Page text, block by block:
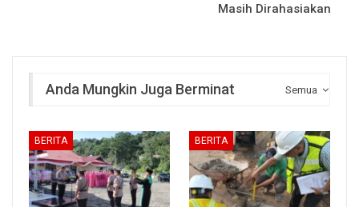
Masih Dirahasiakan
Semua
Anda Mungkin Juga Berminat
BERITA BERITA